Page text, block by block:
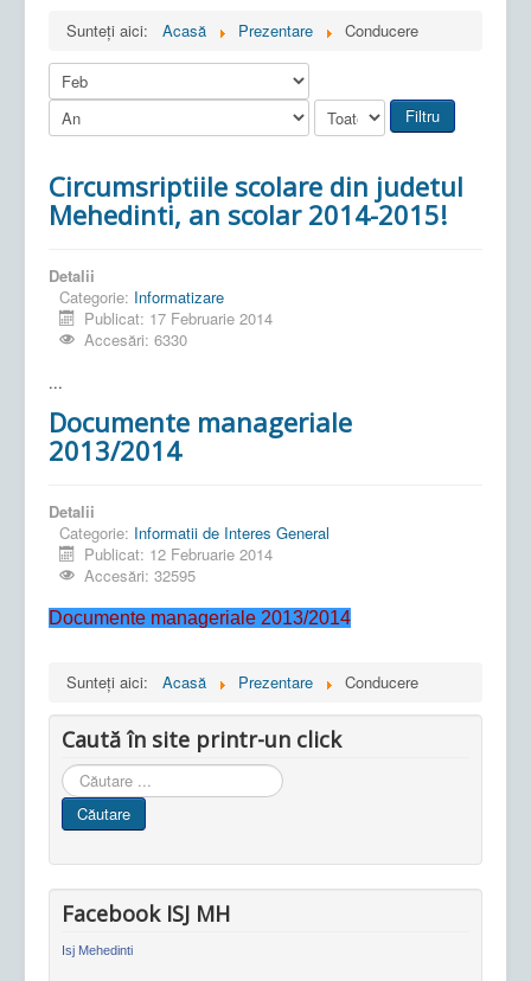
Sunteți aici:
Acasă Prezentare Conducere
Filtru
Circumsriptiile scolare din judetul
Mehedinti, an scolar 2014-2015!
Detalii
Categorie: Informatizare
Publicat: 17 Februarie 2014
Accesări: 6330
...
Documente manageriale
2013/2014
Detalii
Categorie: Informatii de Interes General
Publicat: 12 Februarie 2014
Accesări: 32595
Documente manageriale 2013/2014
Sunteți aici: Acasă Prezentare Conducere
Caută în site printr-un click
Cauta
in
site
Căutare
Facebook ISJ MH
Isj Mehedinti